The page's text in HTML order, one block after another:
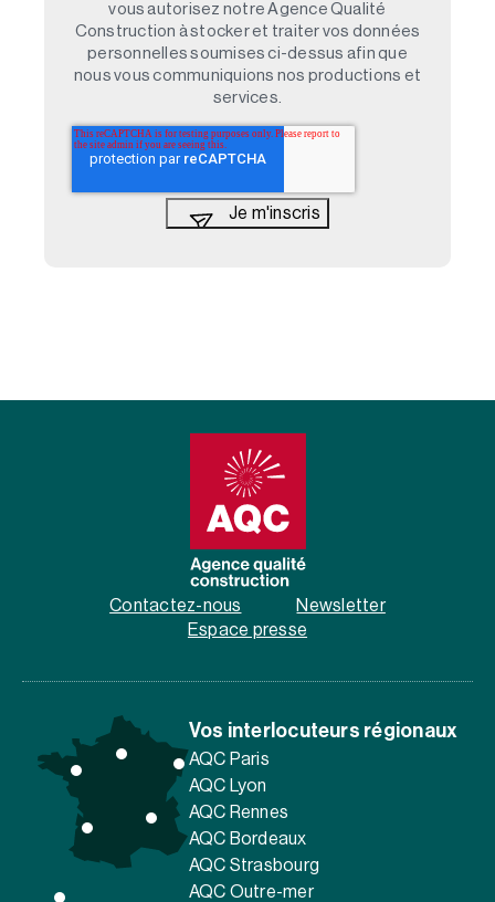
vous autorisez notre Agence Qualité
Construction à stocker et traiter vos données
personnelles soumises ci-dessus afin que
nous vous communiquions nos productions et
services.
Contactez-nous
Newsletter
Espace presse
Vos interlocuteurs régionaux
AQC Paris
AQC Lyon
AQC Rennes
AQC Bordeaux
AQC Strasbourg
AQC Outre-mer